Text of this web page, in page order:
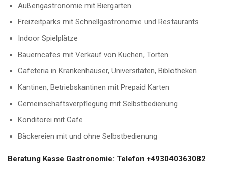
Außengastronomie mit Biergarten
Freizeitparks mit Schnellgastronomie und Restaurants
Indoor Spielplätze
Bauerncafes mit Verkauf von Kuchen, Torten
Cafeteria in Krankenhäuser, Universitäten, Biblotheken
Kantinen, Betriebskantinen mit Prepaid Karten
Gemeinschaftsverpflegung mit Selbstbedienung
Konditorei mit Cafe
Bäckereien mit und ohne Selbstbedienung
Beratung Kasse Gastronomie: Telefon +493040363082